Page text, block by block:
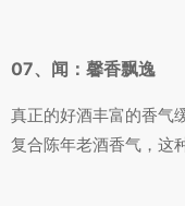
07、闻：馨香飘逸
真正的好酒丰富的香气
复合陈年老酒香气，这